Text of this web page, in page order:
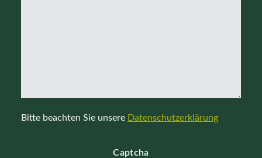
Bitte beachten Sie unsere Datenschutzerklärung
Captcha